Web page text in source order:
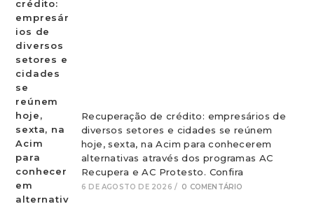
Recuperação de crédito: empresários de
diversos setores e cidades se reúnem
hoje, sexta, na Acim para conhecerem
alternativas através dos programas AC
Recupera e AC Protesto. Confira
6 DE AGOSTO DE 2026 / 0 COMENTÁRIO